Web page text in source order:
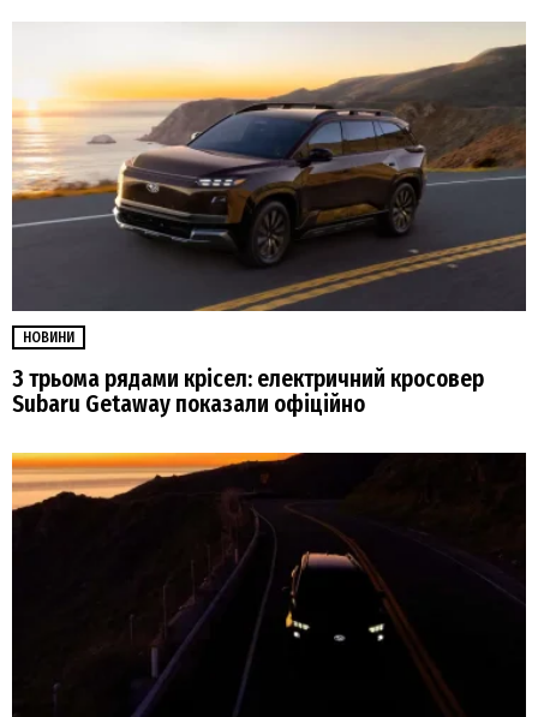
НОВИНИ
З трьома рядами крісел: електричний кросовер
Subaru Getaway показали офіційно